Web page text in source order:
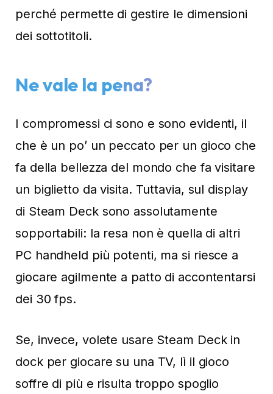
perché permette di gestire le dimensioni
dei sottotitoli.
Ne vale la pena?
I compromessi ci sono e sono evidenti, il
che è un po’ un peccato per un gioco che
fa della bellezza del mondo che fa visitare
un biglietto da visita. Tuttavia, sul display
di Steam Deck sono assolutamente
sopportabili: la resa non è quella di altri
PC handheld più potenti, ma si riesce a
giocare agilmente a patto di accontentarsi
dei 30 fps.
Se, invece, volete usare Steam Deck in
dock per giocare su una TV, lì il gioco
soffre di più e risulta troppo spoglio